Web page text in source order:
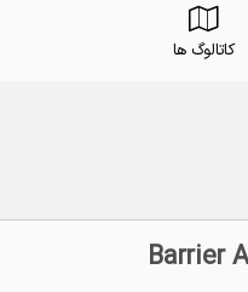
کاتالوگ ها